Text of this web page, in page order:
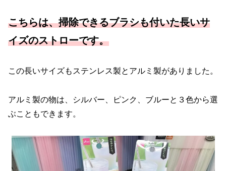
こちらは、掃除できるブラシも付いた長いサ
イズのストローです。
この長いサイズもステンレス製とアルミ製がありました。
アルミ製の物は、シルバー、ピンク、ブルーと３色から選
ぶこともできます。